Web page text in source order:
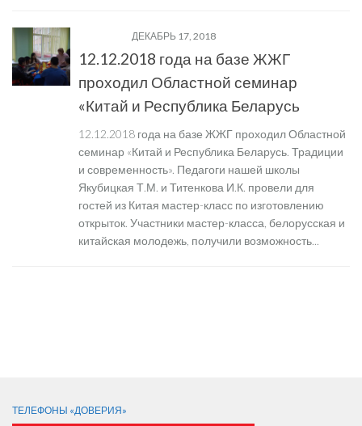
ДЕКАБРЬ 17, 2018
12.12.2018 года на базе ЖЖГ
проходил Областной семинар
«Китай и Республика Беларусь
12.12.2018 года на базе ЖЖГ проходил Областной
семинар «Китай и Республика Беларусь. Традиции
и современность». Педагоги нашей школы
Якубицкая Т.М. и Титенкова И.К. провели для
гостей из Китая мастер-класс по изготовлению
открыток. Участники мастер-класса, белорусская и
китайская молодежь, получили возможность...
ТЕЛЕФОНЫ «ДОВЕРИЯ»